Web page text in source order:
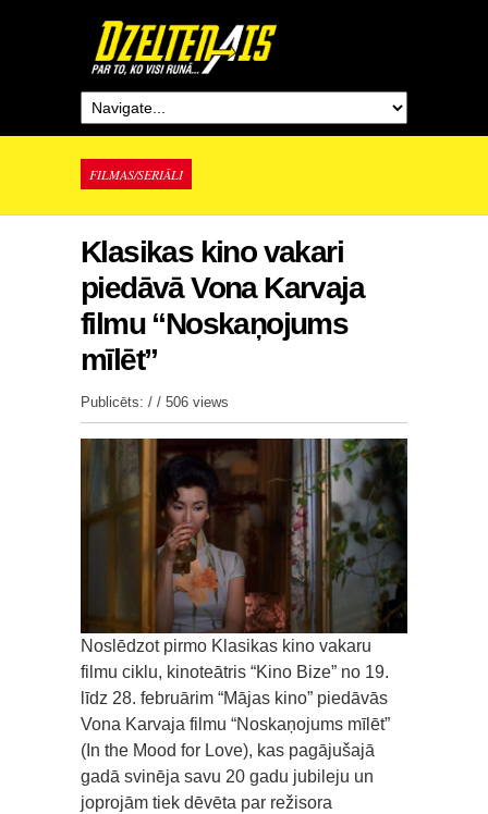
FILMAS/SERIĀLI
Klasikas kino vakari
piedāvā Vona Karvaja
filmu “Noskaņojums
mīlēt”
Publicēts: / / 506 views
Noslēdzot pirmo Klasikas kino vakaru
filmu ciklu, kinoteātris “Kino Bize” no 19.
līdz 28. februārim “Mājas kino” piedāvās
Vona Karvaja filmu “Noskaņojums mīlēt”
(In the Mood for Love), kas pagājušajā
gadā svinēja savu 20 gadu jubileju un
joprojām tiek dēvēta par režisora